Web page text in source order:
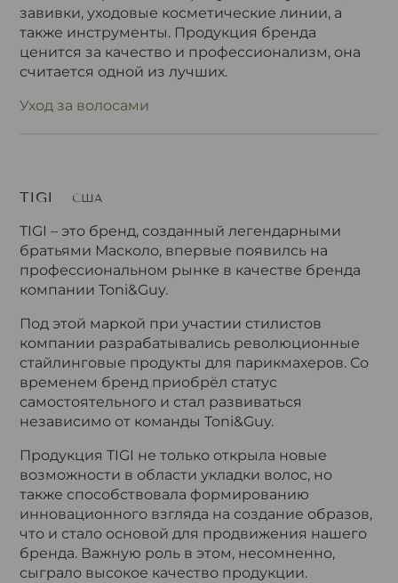
завивки, уходовые косметические линии, а
также инструменты. Продукция бренда
ценится за качество и профессионализм, она
считается одной из лучших.
Уход за волосами
TIGI США
TIGI – это бренд, созданный легендарными
братьями Масколо, впервые появилсь на
профессиональном рынке в качестве бренда
компании Toni&Guy.
Под этой маркой при участии стилистов
компании разрабатывались революционные
стайлинговые продукты для парикмахеров. Со
временем бренд приобрёл статус
самостоятельного и стал развиваться
независимо от команды Toni&Guy.
Продукция TIGI не только открыла новые
возможности в области укладки волос, но
также способствовала формированию
инновационного взгляда на создание образов,
что и стало основой для продвижения нашего
бренда. Важную роль в этом, несомненно,
сыграло высокое качество продукции.